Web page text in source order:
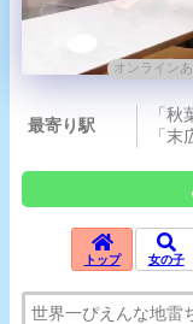
オンラインあ
最寄り駅
「
「
トップ 女の子
世界一ぴえんな地雷